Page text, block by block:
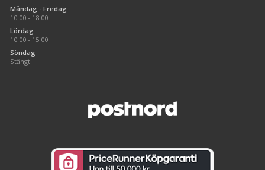
Måndag - Fredag
10:00 - 18:00
Lördag
10:00 - 15:00
Söndag
Stängt